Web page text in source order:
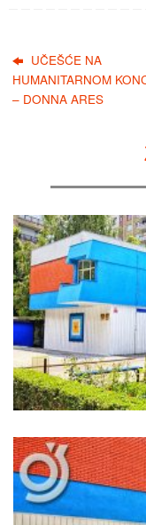
UČEŠĆE NA
HUMANITARNOM
– DONNA ARES